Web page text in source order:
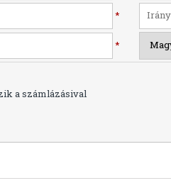
*
*
a számlázásival